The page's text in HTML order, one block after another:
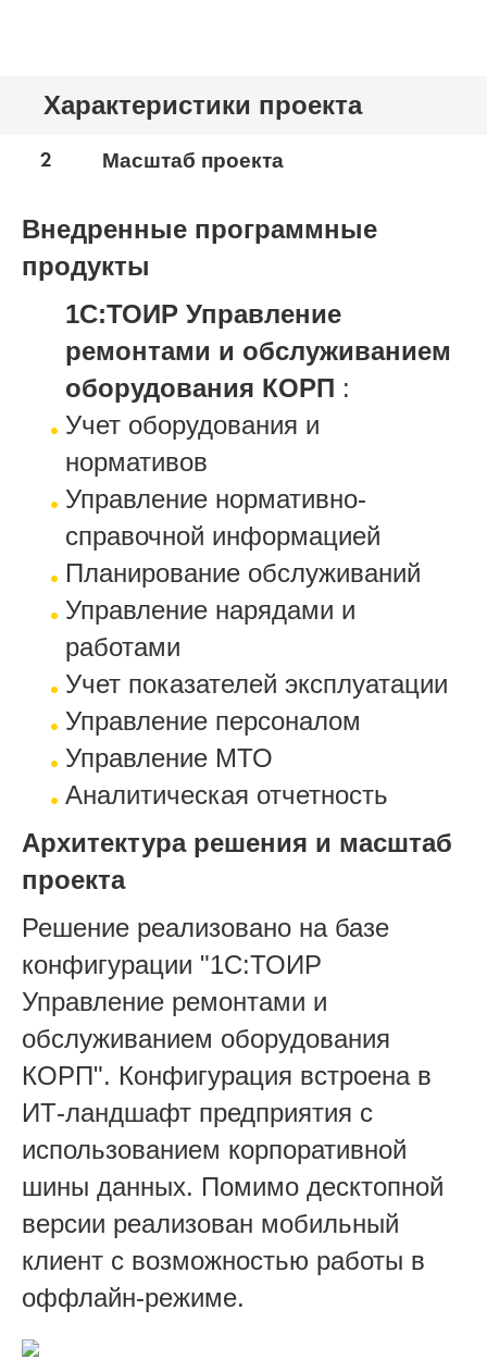
Характеристики проекта
2 Масштаб проекта
Внедренные программные
продукты
1С:ТОИР Управление
ремонтами и обслуживанием
оборудования КОРП :
Учет оборудования и
нормативов
Управление нормативно-
справочной информацией
Планирование обслуживаний
Управление нарядами и
работами
Учет показателей эксплуатации
Управление персоналом
Управление МТО
Аналитическая отчетность
Архитектура решения и масштаб
проекта
Решение реализовано на базе
конфигурации "1С:ТОИР
Управление ремонтами и
обслуживанием оборудования
КОРП". Конфигурация встроена в
ИТ-ландшафт предприятия с
использованием корпоративной
шины данных. Помимо десктопной
версии реализован мобильный
клиент с возможностью работы в
оффлайн-режиме.